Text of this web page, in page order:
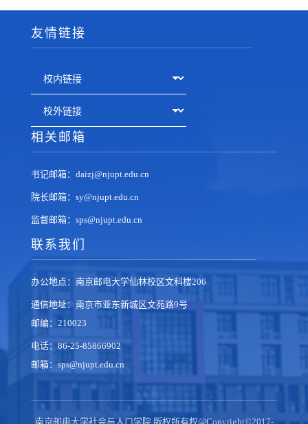
友情链接
相关邮箱
书记邮箱：daizj@njupt.edu.cn
院长邮箱：sy@njupt.edu.cn
监督邮箱：sps@njupt.edu.cn
联系我们
办公地点：南京邮电大学仙林校区文科楼206
通信地址：南京市亚东新城区文苑路9号
邮编：210023
电话：86-25-85866902
邮箱：sps@njupt.edu.cn
南京邮电大学社会与人口学院 版权所有权@Copyright©2017-